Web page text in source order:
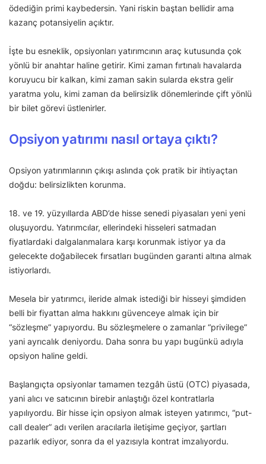
ödediğin primi kaybedersin. Yani riskin baştan bellidir ama
kazanç potansiyelin açıktır.
İşte bu esneklik, opsiyonları yatırımcının araç kutusunda çok
yönlü bir anahtar haline getirir. Kimi zaman fırtınalı havalarda
koruyucu bir kalkan, kimi zaman sakin sularda ekstra gelir
yaratma yolu, kimi zaman da belirsizlik dönemlerinde çift yönlü
bir bilet görevi üstlenirler.
Opsiyon yatırımı nasıl ortaya çıktı?
Opsiyon yatırımlarının çıkışı aslında çok pratik bir ihtiyaçtan
doğdu: belirsizlikten korunma.
18. ve 19. yüzyıllarda ABD’de hisse senedi piyasaları yeni yeni
oluşuyordu. Yatırımcılar, ellerindeki hisseleri satmadan
fiyatlardaki dalgalanmalara karşı korunmak istiyor ya da
gelecekte doğabilecek fırsatları bugünden garanti altına almak
istiyorlardı.
Mesela bir yatırımcı, ileride almak istediği bir hisseyi şimdiden
belli bir fiyattan alma hakkını güvenceye almak için bir
“sözleşme” yapıyordu. Bu sözleşmelere o zamanlar “privilege”
yani ayrıcalık deniyordu. Daha sonra bu yapı bugünkü adıyla
opsiyon haline geldi.
Başlangıçta opsiyonlar tamamen tezgâh üstü (OTC) piyasada,
yani alıcı ve satıcının birebir anlaştığı özel kontratlarla
yapılıyordu. Bir hisse için opsiyon almak isteyen yatırımcı, “put-
call dealer” adı verilen aracılarla iletişime geçiyor, şartları
pazarlık ediyor, sonra da el yazısıyla kontrat imzalıyordu.